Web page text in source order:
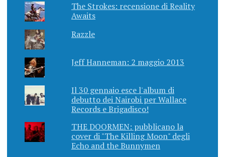
The Strokes: recensione di Reality
Awaits
Razzle
Jeff Hanneman: 2 maggio 2013
Il 30 gennaio esce l'album di
debutto dei Nairobi per Wallace
Records e Brigadisco!
THE DOORMEN: pubblicano la
cover di "The Killing Moon" degli
Echo and the Bunnymen